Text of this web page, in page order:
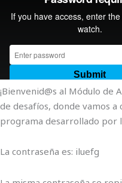
¡Bienvenid@s al Módulo de
de desafíos, donde vamos
programa desarrollado por
La contraseña es: iluefg